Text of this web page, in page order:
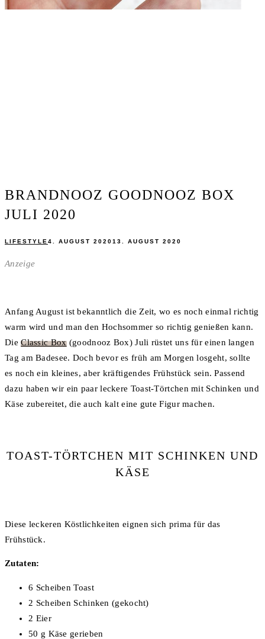
BRANDNOOZ GOODNOOZ BOX
JULI 2020
LIFESTYLE 4. AUGUST 202013. AUGUST 2020
Anzeige
Anfang August ist bekanntlich die Zeit, wo es noch einmal richtig
warm wird und man den Hochsommer so richtig genießen kann.
DieClassic Box(goodnooz Box) Juli rüstet uns für einen langen
Tag am Badesee. Doch bevor es früh am Morgen losgeht, sollte
es noch ein kleines, aber kräftigendes Frühstück sein. Passend
dazu haben wir ein paar leckere Toast-Törtchen mit Schinken und
Käse zubereitet, die auch kalt eine gute Figur machen.
TOAST-TÖRTCHEN MIT SCHINKEN UND
KÄSE
Diese leckeren Köstlichkeiten eignen sich prima für das
Frühstück.
Zutaten:
6 Scheiben Toast
2 Scheiben Schinken (gekocht)
2 Eier
50 g Käse gerieben